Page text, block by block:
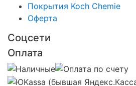
Покрытия Koch Chemie
Оферта
Соцсети
Оплата